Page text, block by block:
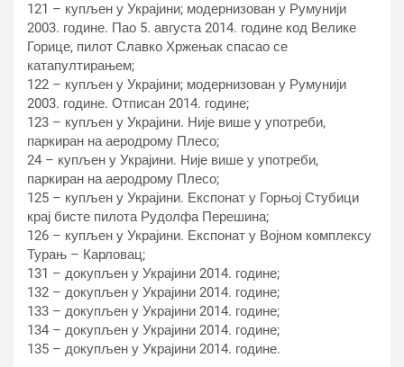
121 – купљен у Украјини; модернизован у Румунији
2003. године. Пао 5. августа 2014. године код Велике
Горице, пилот Славко Хржењак спасао се
катапултирањем;
122 – купљен у Украјини; модернизован у Румунији
2003. године. Отписан 2014. године;
123 – купљен у Украјини. Није више у употреби,
паркиран на аеродрому Плесо;
24 – купљен у Украјини. Није више у употреби,
паркиран на аеродрому Плесо;
125 – купљен у Украјини. Експонат у Горњој Стубици
крај бисте пилота Рудолфа Перешина;
126 – купљен у Украјини. Експонат у Војном комплексу
Турањ – Карловац;
131 – докупљен у Украјини 2014. године;
132 – докупљен у Украјини 2014. године;
133 – докупљен у Украјини 2014. године;
134 – докупљен у Украјини 2014. године;
135 – докупљен у Украјини 2014. године.